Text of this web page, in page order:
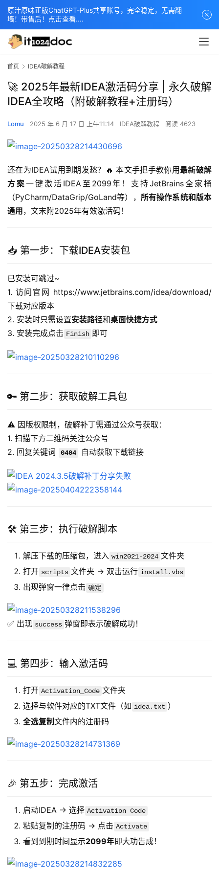
首页 IDEA破解教程
🚀 2025年最新IDEA激活码分享 | 永久破解
IDEA全攻略（附破解教程+注册码）
Lomu 2025 年 6 月 17 日 上午11:14 IDEA破解教程 阅读 4623
还在为IDEA试用到期发愁？🔥 本文手把手教你用最新破解
方案一键激活IDEA至2099年！支持JetBrains全家桶
（PyCharm/DataGrip/GoLand等）， 所有操作系统和版本
通用 ，文末附2025年有效激活码！
📥 第一步：下载IDEA安装包
已安装可跳过~
1. 访问官网 https://www.jetbrains.com/idea/download/
下载对应版本
2. 安装时只需设置安装路径和桌面快捷方式
3. 安装完成点击 Finish 即可
🔑 第二步：获取破解工具包
⚠️ 因版权限制，破解补丁需通过公众号获取：
1. 扫描下方二维码关注公众号
2. 回复关键词
0404 自动获取下载链接
🛠️ 第三步：执行破解脚本
解压下载的压缩包，进入 win2021-2024 文件夹
打开 scripts 文件夹 → 双击运行 install.vbs
出现弹窗一律点击 确定
✅ 出现 success 弹窗即表示破解成功！
💻 第四步：输入激活码
打开 Activation_Code 文件夹
选择与软件对应的TXT文件（如 idea.txt ）
全选复制 文件内的注册码
🎉 第五步：完成激活
启动IDEA → 选择 Activation Code
粘贴复制的注册码 → 点击 Activate
看到到期时间显示2099年即大功告成！
原汁原味正版ChatGPT-Plus共享账号，完全稳定，无需翻
墙！带售后！点击查看....